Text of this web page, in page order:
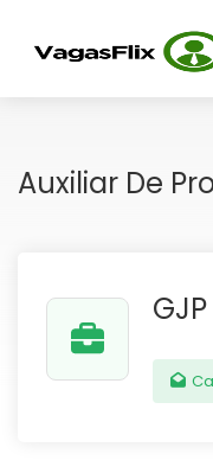
Auxiliar De